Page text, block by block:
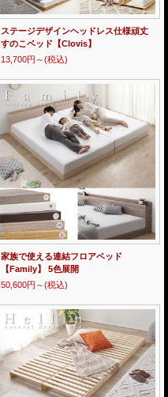
ステージデザインヘッドレス仕様頑丈
すのこベッド【Clovis】
13,700円～(税込)
家族で使える連結フロアベッド
【Family】 5色展開
50,600円～(税込)